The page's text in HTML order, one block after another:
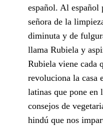
español. Al español
señora de la
diminuta y de
llama Rubiela y
Rubiela viene cada
revoluciona la casa
latinas que pone
consejos de
hindú que nos